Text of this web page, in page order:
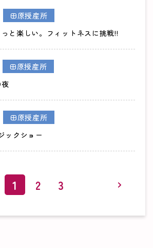
田原授産所
と楽しい。フィットネスに挑戦!!
田原授産所
田原授産所
ックショー
1 2 3